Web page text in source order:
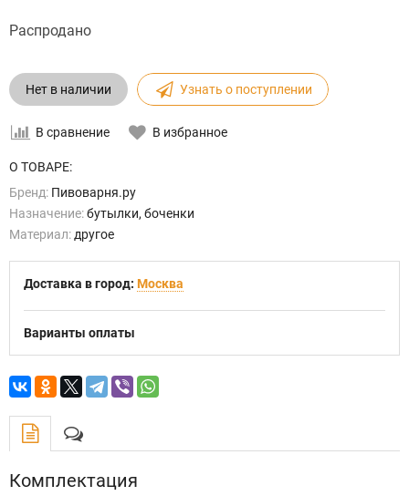
Распродано
Нет в наличии Узнать о поступлении
В сравнение В избранное
О ТОВАРЕ:
Бренд: Пивоварня.ру
Назначение:бутылки, боченки
Материал: другое
Доставка в город: Москва
Варианты оплаты
Комплектация